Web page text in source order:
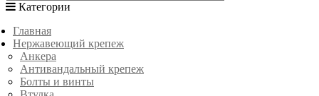
Категории
Главная
Нержавеющий крепеж
Анкера
Антивандальный крепеж
Болты и винты